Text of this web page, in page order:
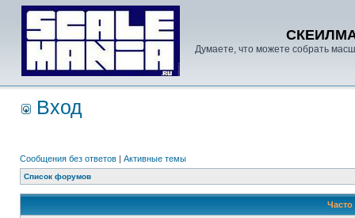
Думаете, что можете собрать
Вход
Сообщения без ответов | Активные темы
Список форумов